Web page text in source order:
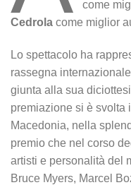
come
Cedrola come miglior
Lo spettacolo ha
rassegna
giunta alla sua
premiazione si è svolta
Macedonia, nella
premio che nel corso
artisti e personalità del
Bruce Myers, Marcel